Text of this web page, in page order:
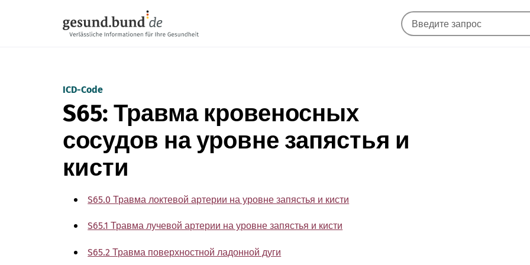
ICD-Code
S65: Травма кровеносных
сосудов на уровне запястья и
кисти
S65.0 Травма локтевой артерии на уровне запястья и кисти
S65.1 Травма лучевой артерии на уровне запястья и кисти
S65.2 Травма поверхностной ладонной дуги